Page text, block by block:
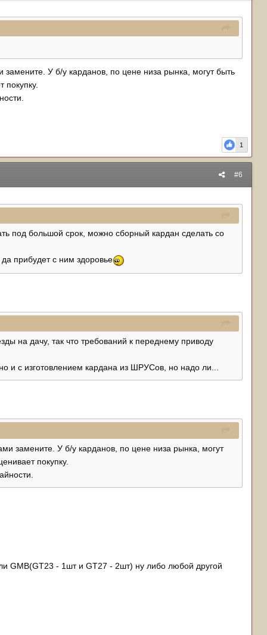
замените. У б/у карданов, по цене низа рынка, могут быть
покупку.
1
#6
под большой срок, можно сборный кардан сделать со
прибудет с ним здоровье
на дачу, так что требований к переднему приводу
и с изготовлением кардана из ШРУСов, но надо ли...
замените. У б/у карданов, по цене низа рынка, могут
покупку.
GMB(GT23 - 1шт и GT27 - 2шт) ну либо любой другой